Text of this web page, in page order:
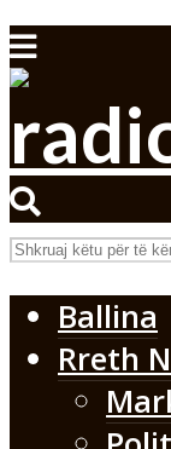
Ballina
Rreth